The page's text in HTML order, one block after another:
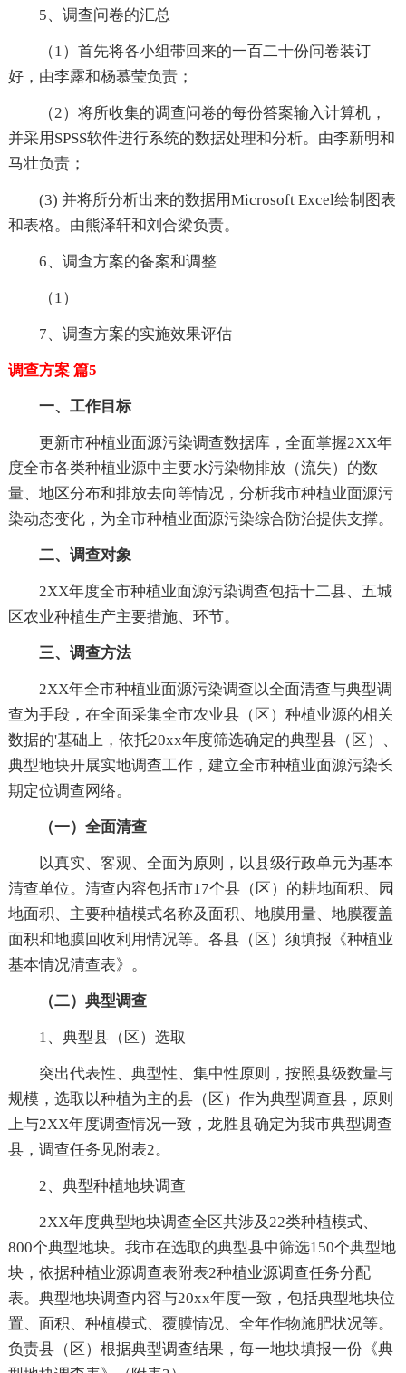
5、调查问卷的汇总
（1）首先将各小组带回来的一百二十份问卷装订
好，由李露和杨慕莹负责；
（2）将所收集的调查问卷的每份答案输入计算机，
并采用SPSS软件进行系统的数据处理和分析。由李新明和
马壮负责；
(3) 并将所分析出来的数据用Microsoft Excel绘制图表
和表格。由熊泽轩和刘合梁负责。
6、调查方案的备案和调整
（1）
7、调查方案的实施效果评估
调查方案 篇5
一、工作目标
更新市种植业面源污染调查数据库，全面掌握2XX年
度全市各类种植业源中主要水污染物排放（流失）的数
量、地区分布和排放去向等情况，分析我市种植业面源污
染动态变化，为全市种植业面源污染综合防治提供支撑。
二、调查对象
2XX年度全市种植业面源污染调查包括十二县、五城
区农业种植生产主要措施、环节。
三、调查方法
2XX年全市种植业面源污染调查以全面清查与典型调
查为手段，在全面采集全市农业县（区）种植业源的相关
数据的'基础上，依托20xx年度筛选确定的典型县（区）、
典型地块开展实地调查工作，建立全市种植业面源污染长
期定位调查网络。
（一）全面清查
以真实、客观、全面为原则，以县级行政单元为基本
清查单位。清查内容包括市17个县（区）的耕地面积、园
地面积、主要种植模式名称及面积、地膜用量、地膜覆盖
面积和地膜回收利用情况等。各县（区）须填报《种植业
基本情况清查表》。
（二）典型调查
1、典型县（区）选取
突出代表性、典型性、集中性原则，按照县级数量与
规模，选取以种植为主的县（区）作为典型调查县，原则
上与2XX年度调查情况一致，龙胜县确定为我市典型调查
县，调查任务见附表2。
2、典型种植地块调查
2XX年度典型地块调查全区共涉及22类种植模式、
800个典型地块。我市在选取的典型县中筛选150个典型地
块，依据种植业源调查表附表2种植业源调查任务分配
表。典型地块调查内容与20xx年度一致，包括典型地块位
置、面积、种植模式、覆膜情况、全年作物施肥状况等。
负责县（区）根据典型调查结果，每一地块填报一份《典